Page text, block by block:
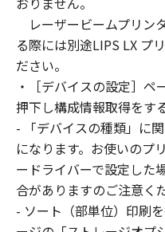
convert to another
modify,
reverse engineer
not have any third
3. COPYRIGHT
You shall not
copyright notice of
contained in the
copy thereof.
4. OWNERSHIP
Canon and its
the title,
レーザービームプリン
る際には別途LIPS LX プ
ださい。
・［デバイスの設定］ペ
押下し構成情報取得をす
- 「デバイスの種類」に
になります。お使いのプ
ードライバーで設定した
合がありますのご注意く
- ソート（部単位）印刷